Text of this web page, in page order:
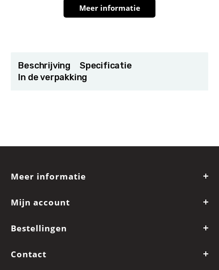
Meer informatie
Beschrijving
Specificatie
In de verpakking
Meer informatie
Mijn account
Bestellingen
Contact